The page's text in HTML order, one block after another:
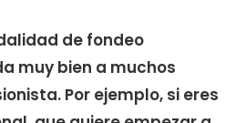
de fondeo
muy bien a muchos
Por ejemplo, si eres